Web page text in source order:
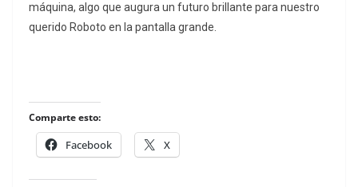
máquina, algo que augura un futuro brillante para nuestro
querido Roboto en la pantalla grande.
Comparte esto:
Facebook X